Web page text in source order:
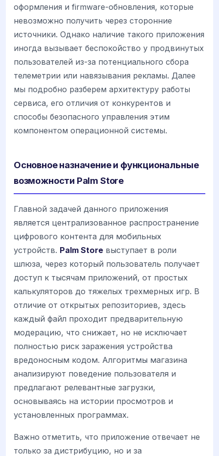
оформления и firmware-обновления, которые
невозможно получить через сторонние
источники. Однако наличие такого приложения
иногда вызывает беспокойство у продвинутых
пользователей из-за потенциального сбора
телеметрии или навязывания рекламы. Далее
мы подробно разберем архитектуру работы
сервиса, его отличия от конкурентов и
способы безопасного управления этим
компонентом операционной системы.
Основное назначение и функциональные
возможности Palm Store
Главной задачей данного приложения
является централизованное распространение
цифрового контента для мобильных
устройств. Palm Store выступает в роли
шлюза, через который пользователь получает
доступ к тысячам приложений, от простых
калькуляторов до тяжелых трехмерных игр. В
отличие от открытых репозиториев, здесь
каждый файл проходит предварительную
модерацию, что снижает, но не исключает
полностью риск заражения устройства
вредоносным кодом. Алгоритмы магазина
анализируют поведение пользователя и
предлагают релевантные загрузки,
основываясь на истории просмотров и
установленных программах.
Важно отметить, что приложение отвечает не
только за дистрибуцию, но и за